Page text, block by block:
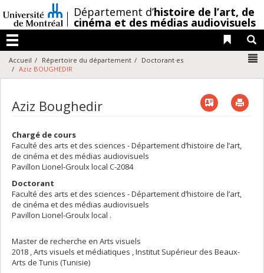
au
contenu
/Département d’histoire de l’art, de
cinéma et des médias audiovisuels
Menu
Liens
Accueil Répertoire du département
Doctorant·es
Aziz BOUGHEDIR
Aziz Boughedir Vcard
Chargé de cours
Faculté des arts et des sciences - Département d’histoire de l’art,
de cinéma et des médias audiovisuels
Pavillon Lionel-Groulxlocal C-2084
Doctorant
Faculté des arts et des sciences - Département d’histoire de l’art,
de cinéma et des médias audiovisuels
Pavillon Lionel-Groulxlocal .
Master de recherche en Arts visuels
2018 , Arts visuels et médiatiques , Institut Supérieur des Beaux-
Arts de Tunis (Tunisie)